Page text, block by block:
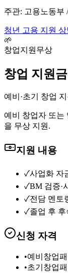
주관: 고용노동부
청년 고용 지원 상
🌱
창업지원 무상
창업 지원금
예비·초기 창업
예비 창업자 또는
을 무상 지원.
지원 내용
✓사업화 자
✓BM 검증·
✓전담 멘토
✓졸업 후 후
신청 자격
•예비창업
•초기창업